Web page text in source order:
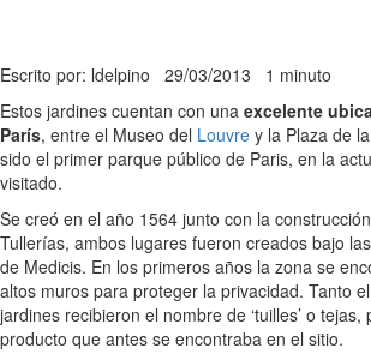
Escrito por: ldelpino 29/03/2013 1 minuto
Estos jardines cuentan con una excelente
París, entre el Museo del Louvre y la Plaza de
sido el primer parque público de Paris, en la
visitado.
Se creó en el año 1564 junto con la
Tullerías, ambos lugares fueron creados bajo
de Medicis. En los primeros años la zona se
altos muros para proteger la privacidad. Tanto
jardines recibieron el nombre de ‘tuilles’ o
producto que antes se encontraba en el sitio.